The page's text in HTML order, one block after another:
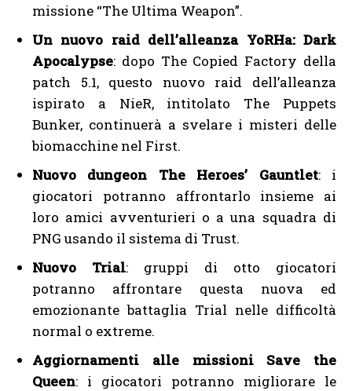
missione “The Ultima Weapon”.
Un nuovo raid dell’alleanza YoRHa: Dark
Apocalypse: dopo The Copied Factory della
patch 5.1, questo nuovo raid dell’alleanza
ispirato a NieR, intitolato The Puppets
Bunker, continuerà a svelare i misteri delle
biomacchine nel First.
Nuovo dungeon The Heroes’ Gauntlet: i
giocatori potranno affrontarlo insieme ai
loro amici avventurieri o a una squadra di
PNG usando il sistema di Trust.
Nuovo Trial: gruppi di otto giocatori
potranno affrontare questa nuova ed
emozionante battaglia Trial nelle difficoltà
normal o extreme.
Aggiornamenti alle missioni Save the
Queen: i giocatori potranno migliorare le